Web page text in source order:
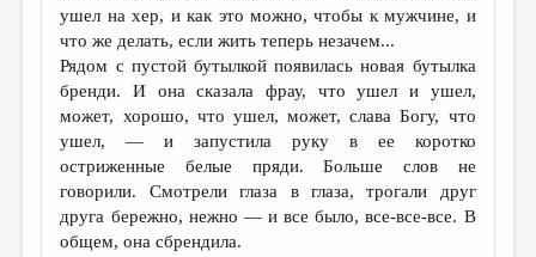
ушел на хер, и как это можно, чтобы к мужчине, и
что же делать, если жить теперь незачем...
Рядом с пустой бутылкой появилась новая бутылка
бренди. И она сказала фрау, что ушел и ушел,
может, хорошо, что ушел, может, слава Богу, что
ушел, — и запустила руку в ее коротко
остриженные белые пряди. Больше слов не
говорили. Смотрели глаза в глаза, трогали друг
друга бережно, нежно — и все было, все-все-все. В
общем, она сбрендила.